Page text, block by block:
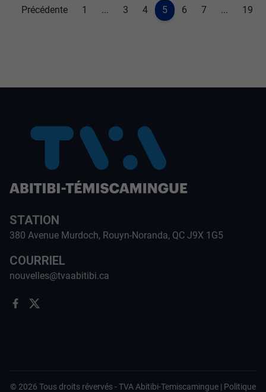
Précédente 1 ... 3 4 5 6 7 ... 19
STATION
380 Avenue Murdoch, Rouyn-Noranda, QC J9X 1G5
COURRIEL
nouvelles@tvaabitibi.ca
© 2026 Tous droits révervés -TVA Abitibi-Temiscamingue | Politique